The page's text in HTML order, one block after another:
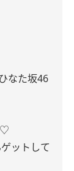
なた坂46
♡
ットして